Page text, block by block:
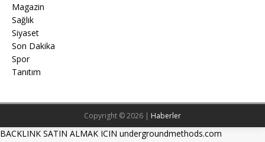
Magazin
Sağlık
Siyaset
Son Dakika
Spor
Tanıtım
Copyright © 2026 | Haberler
BACKLINK SATIN ALMAK ICIN undergroundmethods.com